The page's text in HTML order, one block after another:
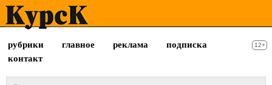
рубрики главное реклама
подписка
контакт
12+